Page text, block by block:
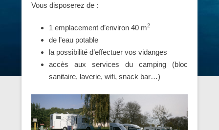
Vous disposerez de :
1 emplacement d’environ 40 m2
de l’eau potable
la possibilité d’effectuer vos vidanges
accès aux services du camping (bloc
sanitaire, laverie, wifi, snack bar…)